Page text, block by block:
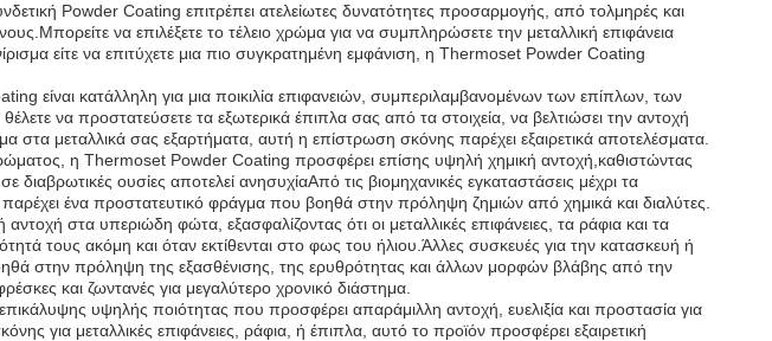
Powder Coating επιτρέπει ατελείωτες δυνατότητες προσαρμογής, από τολμηρές και
να επιλέξετε το τέλειο χρώμα για να συμπληρώσετε την μεταλλική επιφάνεια
είτε να επιτύχετε μια πιο συγκρατημένη εμφάνιση, η Thermoset Powder Coating
είναι κατάλληλη για μια ποικιλία επιφανειών, συμπεριλαμβανομένων των επίπλων, των
να προστατεύσετε τα εξωτερικά έπιπλα σας από τα στοιχεία, να βελτιώσει την αντοχή
μεταλλικά σας εξαρτήματα, αυτή η επίστρωση σκόνης παρέχει εξαιρετικά αποτελέσματα.
η Thermoset Powder Coating προσφέρει επίσης υψηλή χημική αντοχή,καθιστώντας
διαβρωτικές ουσίες αποτελεί ανησυχίαΑπό τις βιομηχανικές εγκαταστάσεις μέχρι τα
ένα προστατευτικό φράγμα που βοηθά στην πρόληψη ζημιών από χημικά και διαλύτες.
στα υπεριώδη φώτα, εξασφαλίζοντας ότι οι μεταλλικές επιφάνειες, τα ράφια και τα
τους ακόμη και όταν εκτίθενται στο φως του ήλιου.Άλλες συσκευές για την κατασκευή ή
στην πρόληψη της εξασθένισης, της ερυθρότητας και άλλων μορφών βλάβης από την
και ζωντανές για μεγαλύτερο χρονικό διάστημα.
υψηλής ποιότητας που προσφέρει απαράμιλλη αντοχή, ευελιξία και προστασία για
για μεταλλικές επιφάνειες, ράφια, ή έπιπλα, αυτό το προϊόν προσφέρει εξαιρετική